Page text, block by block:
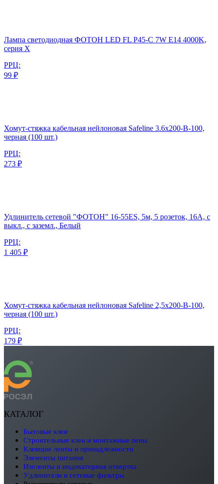
Лампа светодиодная ФОТОН LED FL P45-C 7W E14 4000K,
серия Х
РРЦ:
99 ₽
Хомут-стяжка кабельная нейлоновая Safeline 3.6x200-В-100,
черная (100 шт.)
РРЦ:
273 ₽
Удлинитель сетевой "ФОТОН" 16-55ЕS, 5м, 5 розеток, 16А, с
выкл., с заземл., Белый
РРЦ:
1 405 ₽
Хомут-стяжка кабельная нейлоновая Safeline 2,5x200-В-100,
черная (100 шт.)
РРЦ:
179 ₽
КАТАЛОГ
бытовые клеи
строительные клеи и монтажные пены
клеящие ленты и принадлежности
элементы питания
изоленты и индикаторная отвертка
удлинители и сетевые фильтры